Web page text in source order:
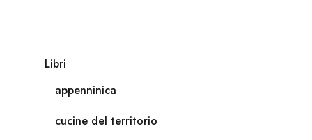
Libri
appenninica
cucine del territorio